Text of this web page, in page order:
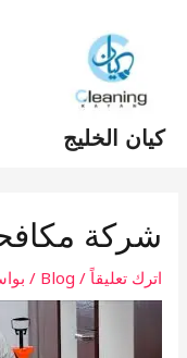
المحتوى
كيان الخليج
شركة
اترك تعليقاً /
Blog
/
navigation